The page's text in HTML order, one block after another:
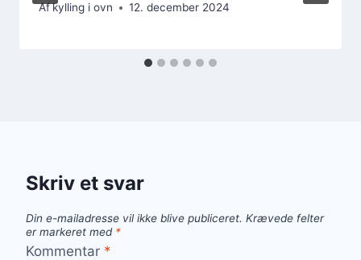
Afkylling i ovn 12. december 2024
Skriv et svar
Din e-mailadresse vil ikke blive publiceret. Krævede felter
er markeret med *
Kommentar *